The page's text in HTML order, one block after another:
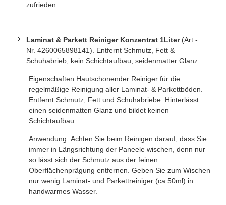
zufrieden.
Laminat & Parkett Reiniger Konzentrat 1Liter (Art.-
Nr. 4260065898141). Entfernt Schmutz, Fett &
Schuhabrieb, kein Schichtaufbau, seidenmatter Glanz.
Eigenschaften:Hautschonender Reiniger für die
regelmäßige Reinigung aller Laminat- & Parkettböden.
Entfernt Schmutz, Fett und Schuhabriebe. Hinterlässt
einen seidenmatten Glanz und bildet keinen
Schichtaufbau.
Anwendung: Achten Sie beim Reinigen darauf, dass Sie
immer in Längsrichtung der Paneele wischen, denn nur
so lässt sich der Schmutz aus der feinen
Oberflächenprägung entfernen. Geben Sie zum Wischen
nur wenig Laminat- und Parkettreiniger (ca.50ml) in
handwarmes Wasser.